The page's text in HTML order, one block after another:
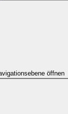
öffnen